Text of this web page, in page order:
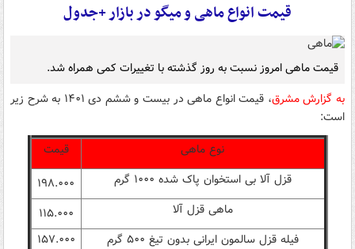
قیمت انواع ماهی و میگو در بازار +جدول
قیمت ماهی امروز نسبت به روز گذشته با تغییرات کمی همراه شد.
به گزارش مشرق
، قیمت انواع ماهی در بیست و ششم دی ۱۴۰۱ به شرح زیر
است:
نوع ماهی
قیمت
قزل آلا بی استخوان پاک شده ۱۰۰۰ گرم
۱۹۸.۰۰۰
ماهی قزل آلا
۱۱۵.۰۰۰
فیله قزل سالمون ایرانی بدون تیغ ۵۰۰ گرم
۱۵۷.۰۰۰